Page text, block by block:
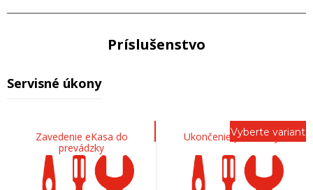
Príslušenstvo
Servisné úkony
Zavedenie eKasa do
prevádzky
Ukončenie prevádzky
Vyberte variant